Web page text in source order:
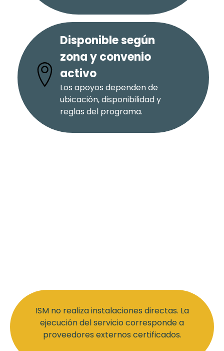
Disponible según
zona y convenio
activo
Los apoyos dependen de
ubicación, disponibilidad y
reglas del programa.
ISM no realiza instalaciones directas. La
ejecución del servicio corresponde a
proveedores externos certificados.